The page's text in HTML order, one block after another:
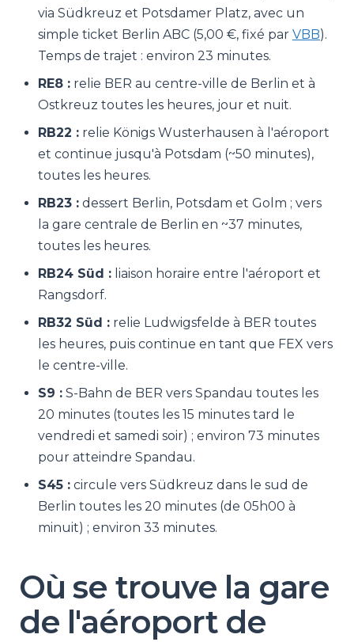
via Südkreuz et Potsdamer Platz, avec un
simple ticket Berlin ABC (5,00 €, fixé par VBB).
Temps de trajet : environ 23 minutes.
RE8 : relie BER au centre-ville de Berlin et à
Ostkreuz toutes les heures, jour et nuit.
RB22 : relie Königs Wusterhausen à l'aéroport
et continue jusqu'à Potsdam (~50 minutes),
toutes les heures.
RB23 : dessert Berlin, Potsdam et Golm ; vers
la gare centrale de Berlin en ~37 minutes,
toutes les heures.
RB24 Süd : liaison horaire entre l'aéroport et
Rangsdorf.
RB32 Süd : relie Ludwigsfelde à BER toutes
les heures, puis continue en tant que FEX vers
le centre-ville.
S9 : S-Bahn de BER vers Spandau toutes les
20 minutes (toutes les 15 minutes tard le
vendredi et samedi soir) ; environ 73 minutes
pour atteindre Spandau.
S45 : circule vers Südkreuz dans le sud de
Berlin toutes les 20 minutes (de 05h00 à
minuit) ; environ 33 minutes.
Où se trouve la gare
de l'aéroport de